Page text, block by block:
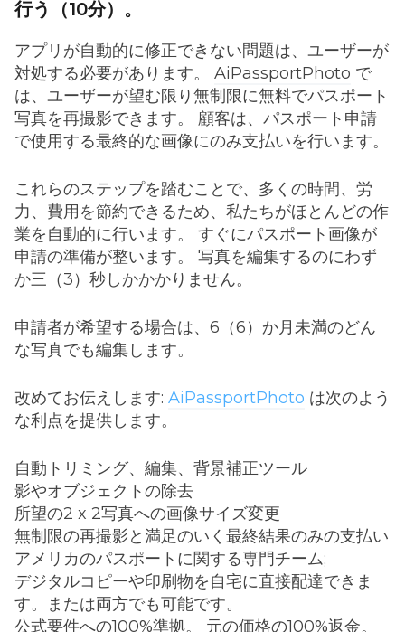
行う（10分）。
アプリが自動的に修正できない問題は、ユーザーが
対処する必要があります。 AiPassportPhoto で
は、ユーザーが望む限り無制限に無料でパスポート
写真を再撮影できます。 顧客は、パスポート申請
で使用する最終的な画像にのみ支払いを行います。
これらのステップを踏むことで、多くの時間、労
力、費用を節約できるため、私たちがほとんどの作
業を自動的に行います。 すぐにパスポート画像が
申請の準備が整います。 写真を編集するのにわず
か三（3）秒しかかかりません。
申請者が希望する場合は、6（6）か月未満のどん
な写真でも編集します。
改めてお伝えします: AiPassportPhoto は次のよう
な利点を提供します。
自動トリミング、編集、背景補正ツール
影やオブジェクトの除去
所望の2 x 2写真への画像サイズ変更
無制限の再撮影と満足のいく最終結果のみの支払い
アメリカのパスポートに関する専門チーム;
デジタルコピーや印刷物を自宅に直接配達できま
す。または両方でも可能です。
公式要件への100%準拠。 元の価格の100%返金。